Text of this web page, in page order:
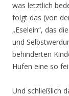
was letztlich
folgt das (von
„Eselein“, das
und
behinderten
Hufen eine so
Und schließlich